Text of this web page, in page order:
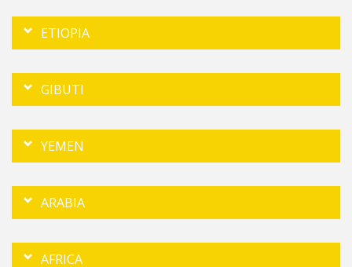
ETIOPIA
GIBUTI
YEMEN
ARABIA
AFRICA